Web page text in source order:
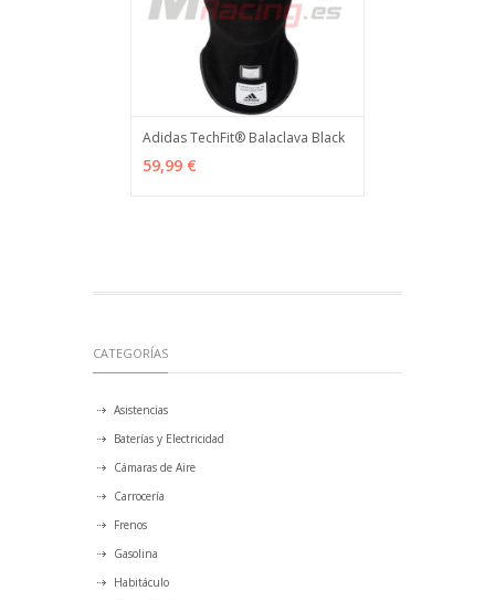
AÑADIR
Adidas TechFit® Balaclava Black
59,99 €
CATEGORÍAS
Asistencias
Baterías y Electricidad
Cámaras de Aire
Carrocería
Frenos
Gasolina
Habitáculo